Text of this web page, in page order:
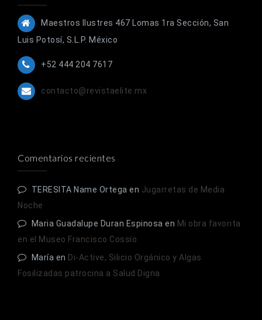
Maestros Ilustres 467 Lomas 1ra Sección, San
Luis Potosí, S.L.P. México
+52 444 204 7617
contacto@revistaelite.mx
Comentarios recientes
TERESITA Name Ortega en Jugarretas de Media
Noche
Maria Guadalupe Duran Espinosa en Mi obra favorita
en el Museo Francisco Cossío
María en Di-Active, Silicio Orgánico y Algas
Fosilizadas patrocina a Salud Digna